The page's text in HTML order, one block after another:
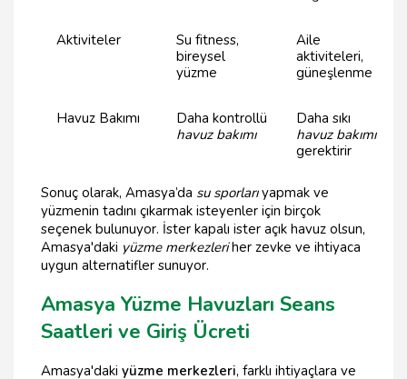
Aktiviteler
Su fitness,
bireysel
yüzme
Aile
aktiviteleri,
güneşlenme
Havuz Bakımı
Daha kontrollü
havuz bakımı
Daha sıkı
havuz bakımı
gerektirir
Sonuç olarak, Amasya’da su sporlarıyapmak ve
yüzmenin tadını çıkarmak isteyenler için birçok
seçenek bulunuyor. İster kapalı ister açık havuz olsun,
Amasya'daki yüzme merkezleriher zevke ve ihtiyaca
uygun alternatifler sunuyor.
Amasya Yüzme Havuzları Seans
Saatleri ve Giriş Ücreti
Amasya'daki yüzme merkezleri, farklı ihtiyaçlara ve